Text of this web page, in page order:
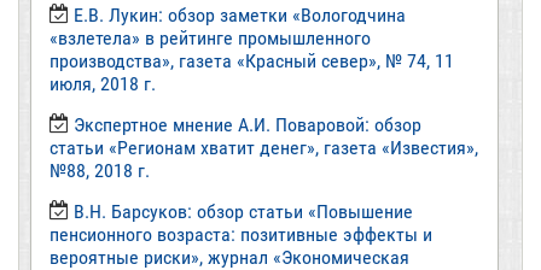
Е.В. Лукин: обзор заметки «Вологодчина
«взлетела» в рейтинге промышленного
производства», газета «Красный север», № 74, 11
июля, 2018 г.
Экспертное мнение А.И. Поваровой: обзор
статьи «Регионам хватит денег», газета «Известия»,
№88, 2018 г.
В.Н. Барсуков: обзор статьи «Повышение
пенсионного возраста: позитивные эффекты и
вероятные риски», журнал «Экономическая